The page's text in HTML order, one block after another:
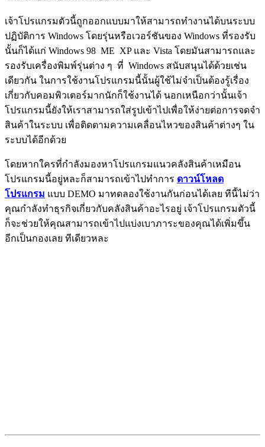
เจ้าโปรแกรมตัวนี้ถูกออกแบบมาให้สามารถทำงานได้บนระบบ
ปฏิบัติการ Windows โดยรุ่นหรือเวอร์ชันของ Windows ที่รองรับ
นั้นก็ได้แก่ Windows 98 ME XP และ Vista โดยมันสามารถและ
รองรับเครื่องพิมพ์รุ่นต่าง ๆ ที่ Windows สนับสนุนได้ด้วยเช่น
เดียวกัน ในการใช้งานโปรแกรมนี้นั้นผู้ใช้ไม่จำเป็นต้องรู้เรื่อง
เกี่ยวกับคอมพิวเตอร์มากนักก็ใช้งานได้ นอกเหนือกว่านั้นเจ้า
โปรแกรมนี้ยังให้เราสามารถใส่รูปเข้าไปเพื่อให้ง่ายต่อการจดจำ
สินค้าในระบบ เพื่อติดตามความเคลื่อนไหวของสินค้าต่างๆ ใน
ระบบได้อีกด้วย
โดยหากใครที่กำลังมองหาโปรแกรมแนวคลังสินค้าเหมือน
โปรแกรมนี้อยู่หละก็สามารถเข้าไปทำการ ดาวน์โหลด
โปรแกรม แบบ DEMO มาทดลองใช้งานกันก่อนได้เลย ทีนี้ไม่ว่า
คุณกำลังทำธุรกิจเกี่ยวกับคลังสินค้าอะไรอยู่ เจ้าโปรแกรมตัวนี้
ก็จะช่วยให้คุณสามารถเข้าไปแบ่งเบาภาระของคุณได้เพิ่มขึ้น
อีกเป็นกองเลย ทีเดียวหละ